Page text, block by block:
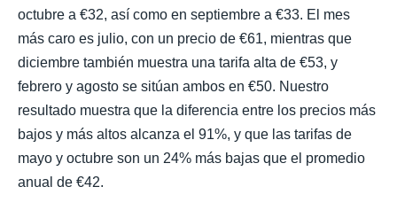
octubre a €32, así como en septiembre a €33. El mes
más caro es julio, con un precio de €61, mientras que
diciembre también muestra una tarifa alta de €53, y
febrero y agosto se sitúan ambos en €50. Nuestro
resultado muestra que la diferencia entre los precios más
bajos y más altos alcanza el 91%, y que las tarifas de
mayo y octubre son un 24% más bajas que el promedio
anual de €42.